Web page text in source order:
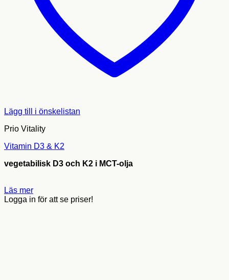
Lägg till i önskelistan
Prio Vitality
Vitamin D3 & K2
vegetabilisk D3 och K2 i MCT-olja
Läs mer
Logga in för att se priser!